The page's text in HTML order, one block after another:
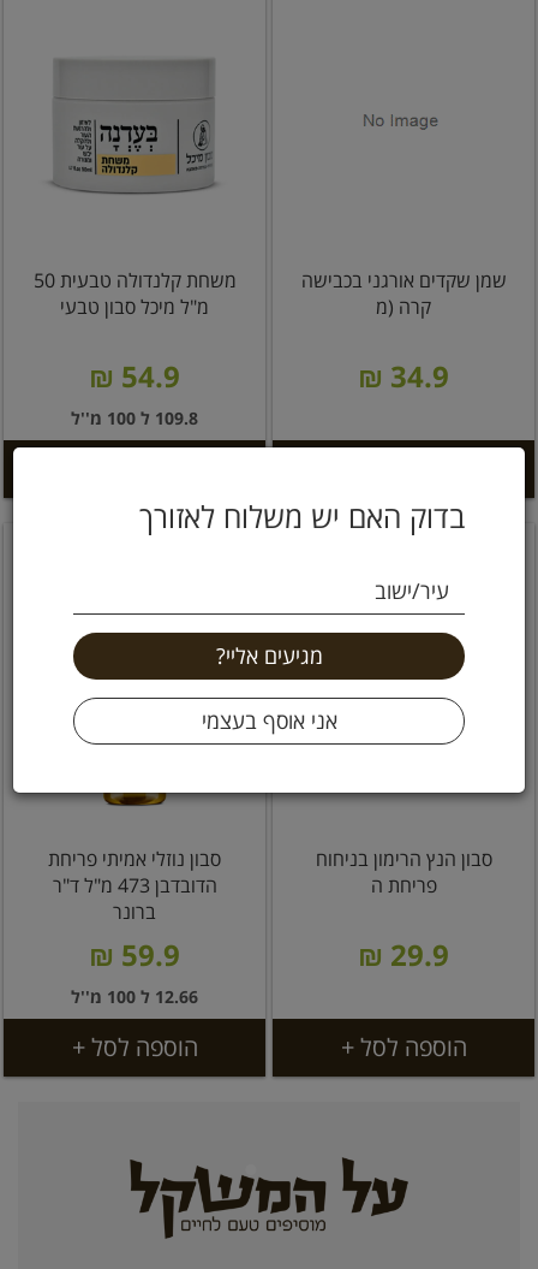
בדוק האם יש משלוח לאזורך
עיר/ישוב
שמן שקדים אורגני בכבישה
קרה (מ
34.9 ₪
משחת קלנדולה טבעית 50
מ"ל מיכל סבון טבעי
54.9 ₪
109.8 ל 100 מ''ל
סבון הנץ הרימון בניחוח
פריחת ה
29.9 ₪
הוספה לסל +
סבון נוזלי אמיתי פריחת
הדובדבן 473 מ"ל ד"ר
ברונר
59.9 ₪
12.66 ל 100 מ''ל
הוספה לסל +